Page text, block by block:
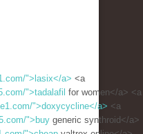
">lasix</a> <a
">tadalafil for women</a> <a
">doxycycline</a> <a
">buy generic synthroid</a>